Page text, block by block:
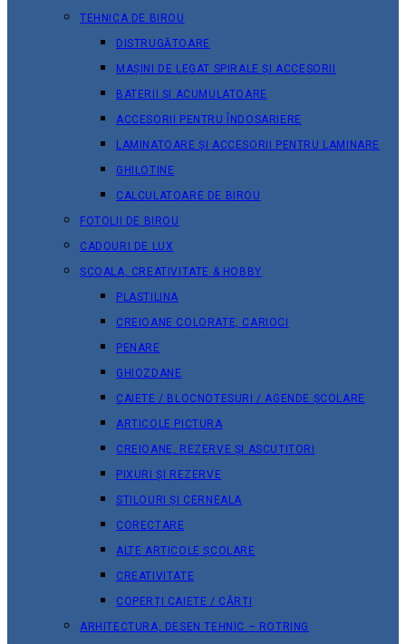
TEHNICA DE BIROU
DISTRUGĂTOARE
MAȘINI DE LEGAT SPIRALE ȘI ACCESORII
BATERII ȘI ACUMULATOARE
ACCESORII PENTRU ÎNDOSARIERE
LAMINATOARE ȘI ACCESORII PENTRU LAMINARE
GHILOTINE
CALCULATOARE DE BIROU
FOTOLII DE BIROU
CADOURI DE LUX
ȘCOALA, CREATIVITATE & HOBBY
PLASTILINA
CREIOANE COLORATE, CARIOCI
PENARE
GHIOZDANE
CAIETE / BLOCNOTESURI / AGENDE ȘCOLARE
ARTICOLE PICTURA
CREIOANE, REZERVE ȘI ASCUȚITORI
PIXURI ȘI REZERVE
STILOURI ȘI CERNEALA
CORECTARE
ALTE ARTICOLE ȘCOLARE
CREATIVITATE
COPERȚI CAIETE / CĂRȚI
ARHITECTURA, DESEN TEHNIC – ROTRING